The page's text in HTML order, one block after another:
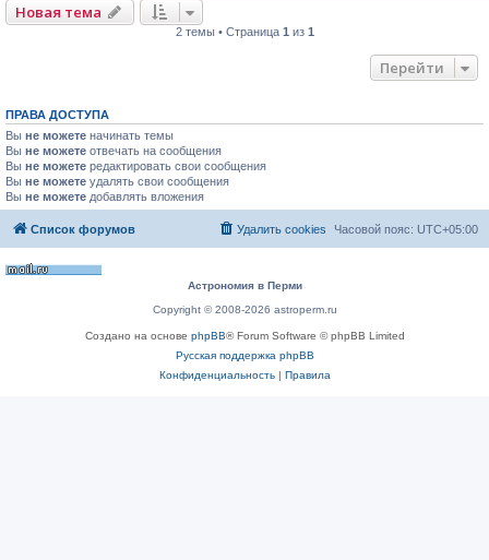
Новая тема
2 темы • Страница 1 из 1
Перейти
ПРАВА ДОСТУПА
Вы не можете начинать темы
Вы не можете отвечать на сообщения
Вы не можете редактировать свои сообщения
Вы не можете удалять свои сообщения
Вы не можете добавлять вложения
Список форумов Часовой пояс: UTC+05:00
Удалить cookies
Астрономия в Перми
Copyright © 2008-2026 astroperm.ru
Создано на основе phpBB® Forum Software © phpBB Limited
Русская поддержка phpBB
Конфиденциальность| Правила